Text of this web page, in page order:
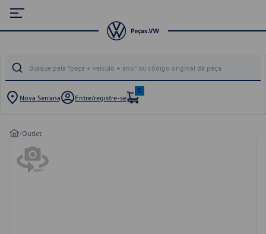
Nova Serrana Entre/registre-se
0
/Outlet